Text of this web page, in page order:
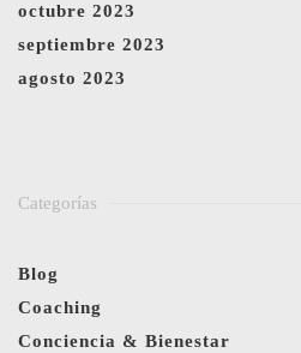
octubre 2023
septiembre 2023
agosto 2023
Categorías
Blog
Coaching
Conciencia & Bienestar